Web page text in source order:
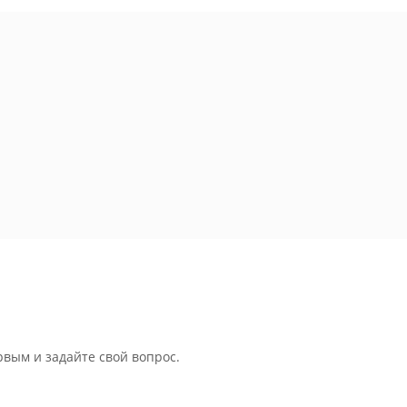
и задайте свой вопрос.